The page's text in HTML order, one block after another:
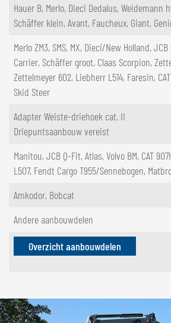
Hauer B, Merlo, Dieci Dedalus, Weidemann
Schäffer klein, Avant, Faucheux, Giant,
Merlo ZM3, SMS, MX, Dieci/New Holland,
Carrier, Schäffer groot, Claas Scorpion,
Zettelmeyer 602, Liebherr L514, Faresin,
Skid Steer
Adapter Weiste-driehoek cat. II
Driepuntsaanbouw vereist
Manitou, JCB Q-Fit, Atlas, Volvo BM, CAT
L507, Fendt Cargo T955/Sennebogen,
Amkodor, Bobcat
Andere aanbouwdelen
Overzicht aanbouwdelen